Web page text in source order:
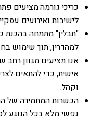
כריכי גורמה מציעים
לישיבות ואירועים
"תבלין" מתמחה בהכנת
למהדרין, תוך שימוש
אנו מציעים מגוון רחב
אישית, כדי להתאים
וקהל.
הכשרות המחמירה של